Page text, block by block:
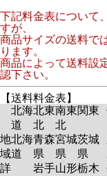
下記料金表について
すが、
商品サイズの送料で
ります。
商品によって送料設
認下さい。
【送料料金表】
北海
道
北東
北
南東
北
関東
地
域
詳
北海
道
青森
県
岩手
宮城
県
山形
茨城
県
栃木